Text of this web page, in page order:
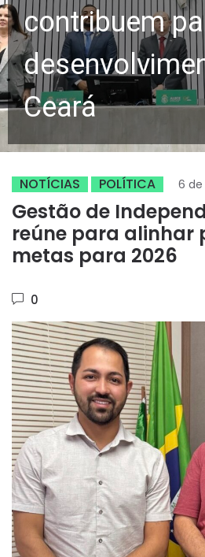
contribuem
Ceará
NOTÍCIAS POLÍTICA 6 de
Gestão de
reúne para alinhar
metas para 2026
0